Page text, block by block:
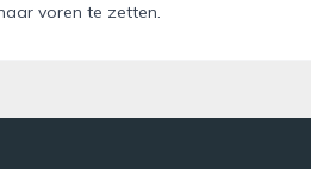
voren te zetten.